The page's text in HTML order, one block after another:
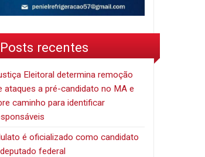
Posts recentes
Eleitoral determina remoção
ataques a pré-candidato no MA e
caminho para identificar
é oficializado como candidato
federal